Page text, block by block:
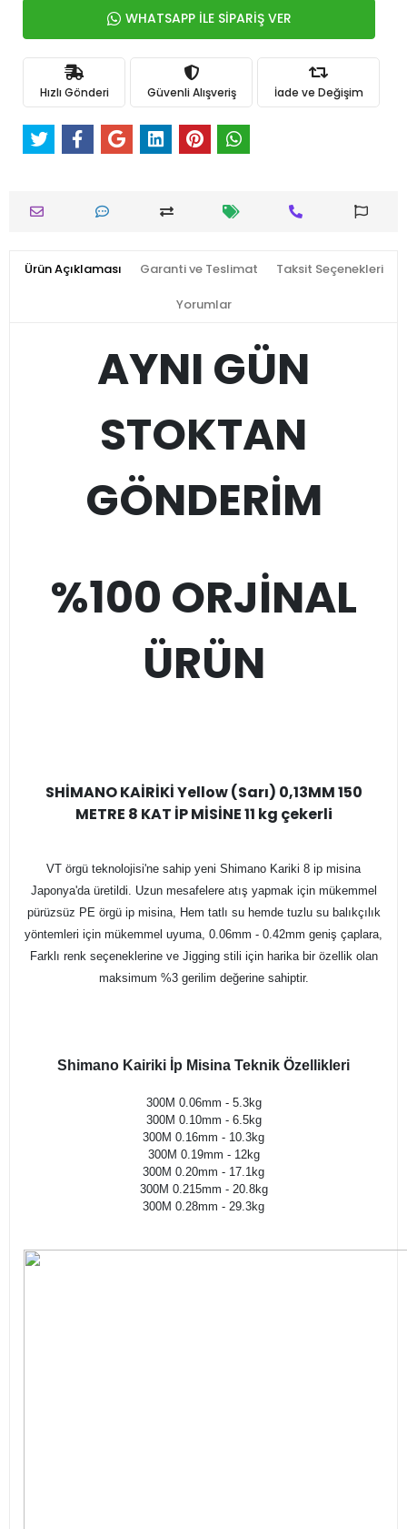
WHATSAPP İLE SİPARİŞ VER
Hızlı Gönderi Güvenli Alışveriş İade ve Değişim
Ürün Açıklaması Garanti ve Teslimat Taksit Seçenekleri
Yorumlar
AYNI GÜN
STOKTAN
GÖNDERİM
%100 ORJİNAL
ÜRÜN
SHİMANO KAİRİKİ Yellow (Sarı) 0,13MM 150
METRE 8 KAT İP MİSİNE 11 kg çekerli
VT örgü teknolojisi'ne sahip yeni Shimano Kariki 8 ip misina
Japonya'da üretildi. Uzun mesafelere atış yapmak için mükemmel
pürüzsüz PE örgü ip misina, Hem tatlı su hemde tuzlu su balıkçılık
yöntemleri için mükemmel uyuma, 0.06mm - 0.42mm geniş çaplara,
Farklı renk seçeneklerine ve Jigging stili için harika bir özellik olan
maksimum %3 gerilim değerine sahiptir.
Shimano Kairiki İp Misina Teknik Özellikleri
300M 0.06mm - 5.3kg
300M 0.10mm - 6.5kg
300M 0.16mm - 10.3kg
300M 0.19mm - 12kg
300M 0.20mm - 17.1kg
300M 0.215mm - 20.8kg
300M 0.28mm - 29.3kg